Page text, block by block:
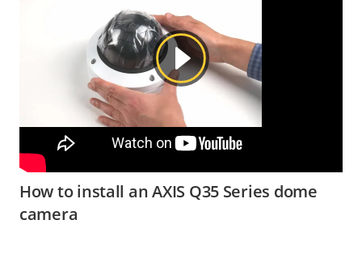
How to install an AXIS Q35 Series dome
camera